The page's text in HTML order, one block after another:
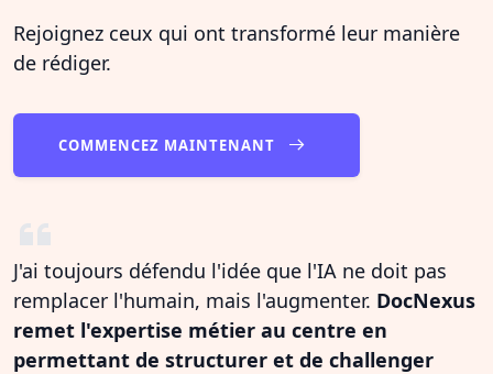
Rejoignez ceux qui ont transformé leur manière
de rédiger.
COMMENCEZ MAINTENANT
J'ai toujours défendu l'idée que l'IA ne doit pas
remplacer l'humain, mais l'augmenter. DocNexus
remet l'expertise métier au centre en
permettant de structurer et de challenger